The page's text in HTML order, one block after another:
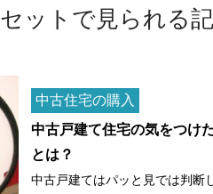
セットで見られる
中古住宅の購入
中古戸建て住宅の気をつけ
とは？
中古戸建てはパッと見では判断